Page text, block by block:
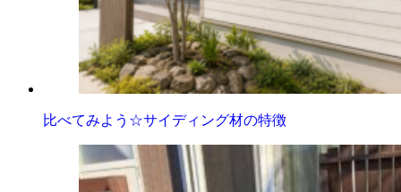
比べてみよう☆サイディング材の特徴